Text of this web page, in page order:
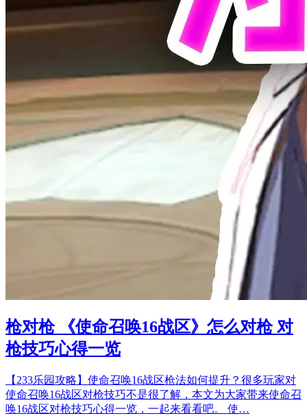
枪对枪 《使命召唤16战区》怎么对枪 对
枪技巧心得一览
【233乐园攻略】使命召唤16战区枪法如何提升？很多玩家对
使命召唤16战区对枪技巧不是很了解，本文为大家带来使命召
唤16战区对枪技巧心得一览，一起来看看吧。 使…